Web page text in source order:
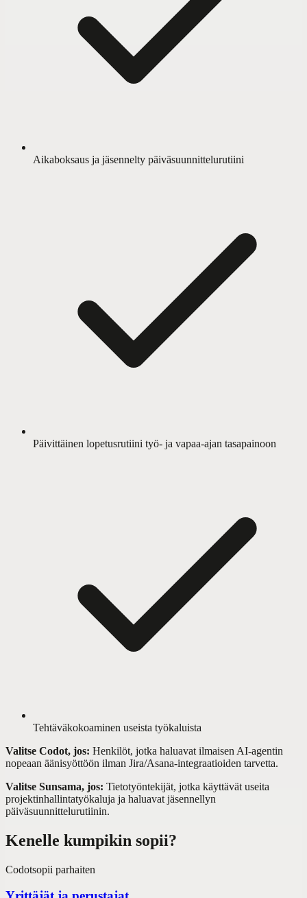
Aikaboksaus ja jäsennelty päiväsuunnittelurutiini
Päivittäinen lopetusrutiini työ- ja vapaa-ajan tasapainoon
Tehtäväkokoaminen useista työkaluista
Valitse Codot, jos: Henkilöt, jotka haluavat ilmaisen AI-agentin
nopeaan äänisyöttöön ilman Jira/Asana-integraatioiden tarvetta.
Valitse Sunsama, jos: Tietotyöntekijät, jotka käyttävät useita
projektinhallintatyökaluja ja haluavat jäsennellyn
päiväsuunnittelurutiinin.
Kenelle kumpikin sopii?
Codotsopii parhaiten